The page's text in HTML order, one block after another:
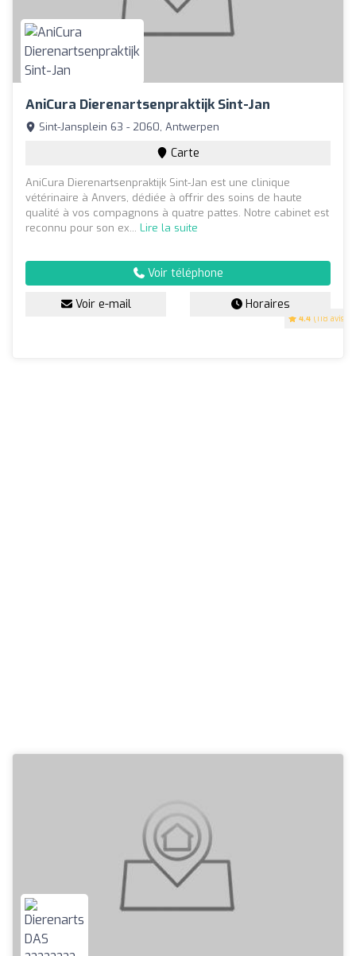
AniCura Dierenartsenpraktijk Sint-Jan
4.4 (118 avis)
Sint-Jansplein 63 - 2060, Antwerpen
Carte
AniCura Dierenartsenpraktijk Sint-Jan est une clinique
vétérinaire à Anvers, dédiée à offrir des soins de haute
qualité à vos compagnons à quatre pattes. Notre cabinet est
reconnu pour son ex... Lire la suite
Voir téléphone
Voir e-mail Horaires